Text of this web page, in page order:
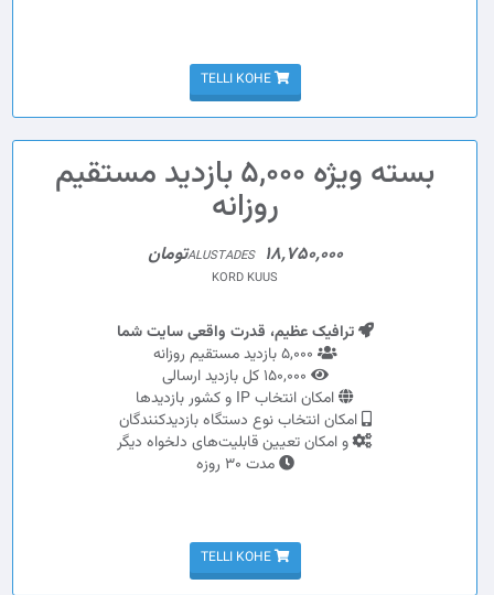
TELLI KOHE
بسته ویژه 5,000 بازدید مستقیم
روزانه
ALUSTADES 18,750,000تومان
KORD KUUS
ترافیک عظیم، قدرت واقعی سایت شما
امکان انتخاب IP و کشور بازدیدها
امکان انتخاب نوع دستگاه بازدیدکنندگان
و امکان تعیین قابلیت‌های دلخواه دیگر
مدت 30 روزه
TELLI KOHE